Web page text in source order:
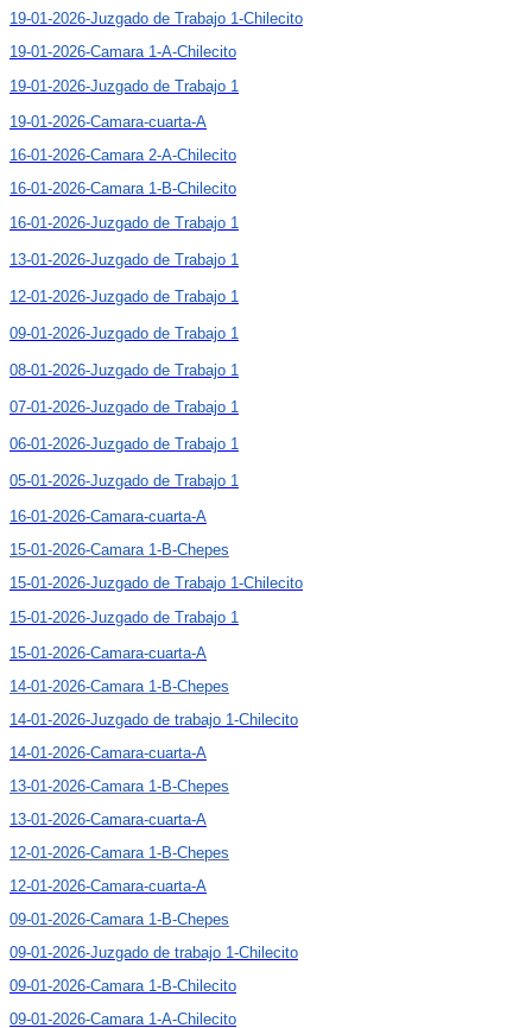
19-01-2026-Juzgado de Trabajo 1-Chilecito
19-01-2026-Camara 1-A-Chilecito
19-01-2026-Juzgado de Trabajo 1
19-01-2026-Camara-cuarta-A
16-01-2026-Camara 2-A-Chilecito
16-01-2026-Camara 1-B-Chilecito
16-01-2026-Juzgado de Trabajo 1
13-01-2026-Juzgado de Trabajo 1
12-01-2026-Juzgado de Trabajo 1
09-01-2026-Juzgado de Trabajo 1
08-01-2026-Juzgado de Trabajo 1
07-01-2026-Juzgado de Trabajo 1
06-01-2026-Juzgado de Trabajo 1
05-01-2026-Juzgado de Trabajo 1
16-01-2026-Camara-cuarta-A
15-01-2026-Camara 1-B-Chepes
15-01-2026-Juzgado de Trabajo 1-Chilecito
15-01-2026-Juzgado de Trabajo 1
15-01-2026-Camara-cuarta-A
14-01-2026-Camara 1-B-Chepes
14-01-2026-Juzgado de trabajo 1-Chilecito
14-01-2026-Camara-cuarta-A
13-01-2026-Camara 1-B-Chepes
13-01-2026-Camara-cuarta-A
12-01-2026-Camara 1-B-Chepes
12-01-2026-Camara-cuarta-A
09-01-2026-Camara 1-B-Chepes
09-01-2026-Juzgado de trabajo 1-Chilecito
09-01-2026-Camara 1-B-Chilecito
09-01-2026-Camara 1-A-Chilecito